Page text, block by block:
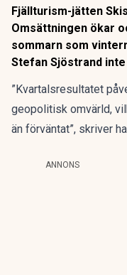
Fjällturism-jätten
Omsättningen ökar
sommarn som
Stefan Sjöstrand
”Kvartalsresultatet
geopolitisk omvärld,
än förväntat”, skriver
ANNONS